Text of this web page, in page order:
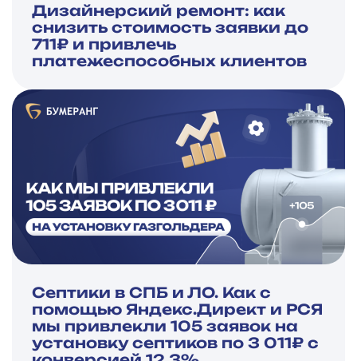
Дизайнерский ремонт: как
снизить стоимость заявки до
711₽ и привлечь
платежеспособных клиентов
Септики в СПБ и ЛО. Как с
помощью Яндекс.Директ и РСЯ
мы привлекли 105 заявок на
установку септиков по 3 011₽ с